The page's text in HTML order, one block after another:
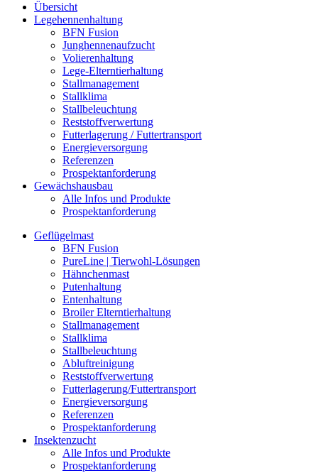
Übersicht
Legehennenhaltung
BFN Fusion
Junghennenaufzucht
Volierenhaltung
Lege-Elterntierhaltung
Stallmanagement
Stallklima
Stallbeleuchtung
Reststoffverwertung
Futterlagerung / Futtertransport
Energieversorgung
Referenzen
Prospektanforderung
Gewächshausbau
Alle Infos und Produkte
Prospektanforderung
Geflügelmast
BFN Fusion
PureLine | Tierwohl-Lösungen
Hähnchenmast
Putenhaltung
Entenhaltung
Broiler Elterntierhaltung
Stallmanagement
Stallklima
Stallbeleuchtung
Abluftreinigung
Reststoffverwertung
Futterlagerung/Futtertransport
Energieversorgung
Referenzen
Prospektanforderung
Insektenzucht
Alle Infos und Produkte
Prospektanforderung